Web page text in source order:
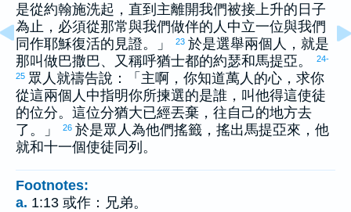
是從約翰施洗起，直到主離開我們被接上升的日子
為止，必須從那常與我們做伴的人中立一位與我們
同作耶穌復活的見證。」
23 於是選舉兩個人，就是
那叫做巴撒巴、又稱呼猶士都的約瑟和馬提亞。
24-
25 眾人就禱告說：「主啊，你知道萬人的心，求你
從這兩個人中指明你所揀選的是誰，叫他得這使徒
的位分。這位分猶大已經丟棄，往自己的地方去
了。」
26 於是眾人為他們搖籤，搖出馬提亞來，他
就和十一個使徒同列。
Footnotes:
a. 1:13 或作：兄弟。